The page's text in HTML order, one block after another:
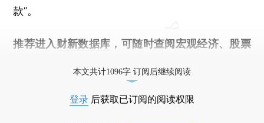
款”。
推荐进入 财新数据库 ，可随时查阅宏观经济、股票
本文共计1096字 订阅后继续阅读
登录 后获取已订阅的阅读权限